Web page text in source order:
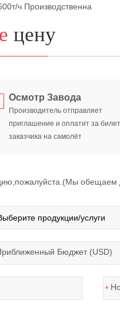
ч Производственна
цену
Осмотр Завода
Производитель отправляет
приглашение и оплатит за
заказчика на самолёт
обещаем
Бюджет (USD)
*